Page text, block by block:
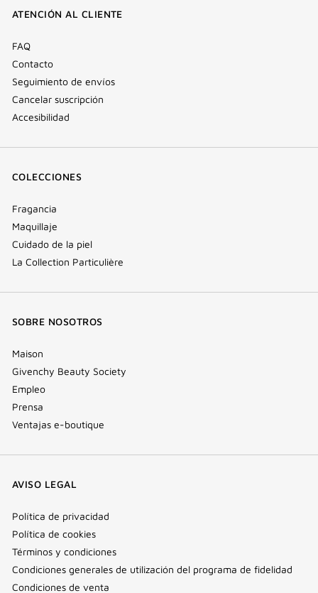
ventana)
ATENCIÓN AL CLIENTE
FAQ
Contacto
Seguimiento de envíos
Cancelar suscripción
Accesibilidad
COLECCIONES
Fragancia
Maquillaje
Cuidado de la piel
La Collection Particulière
SOBRE NOSOTROS
Maison
Givenchy Beauty Society
Empleo
Prensa
Ventajas e-boutique
AVISO LEGAL
Política de privacidad
Política de cookies
Términos y condiciones
Condiciones generales de utilización del programa de fidelidad
Condiciones de venta